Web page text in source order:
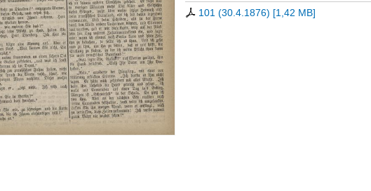
101 (30.4.1876) [1,42 MB]